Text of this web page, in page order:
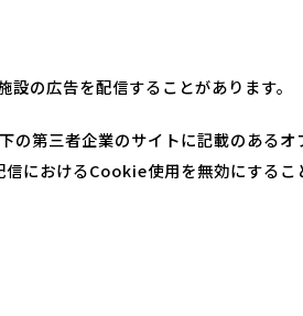
の広告を配信することがあります。
第三者企業のサイトに記載のあるオ
おけるCookie使用を無効にするこ